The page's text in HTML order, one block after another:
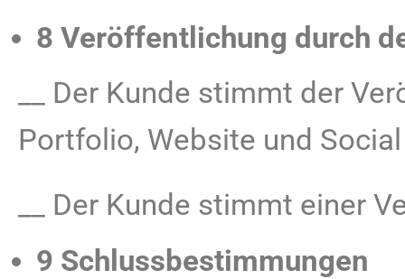
8 Veröffentlichung durch
__ Der Kunde stimmt der
Portfolio, Website und
__ Der Kunde stimmt einer
9 Schlussbestimmungen